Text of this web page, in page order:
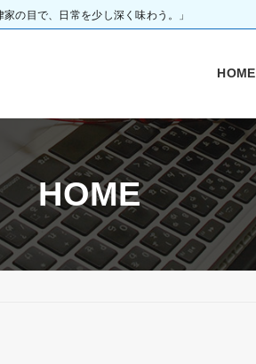
家の目で、日常を少し深く味わう。」
HOME
HOME